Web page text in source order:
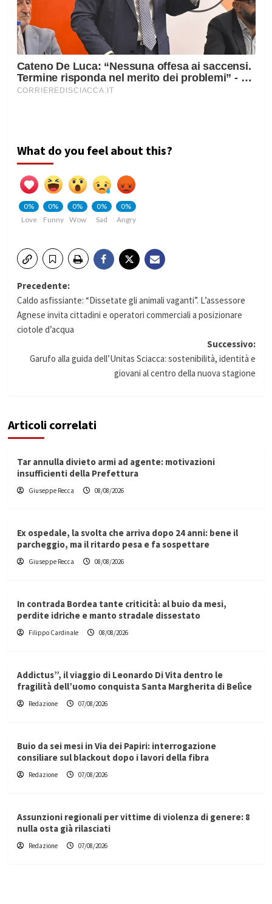
What do you feel about this?
0%
Love
0%
Funny
0%
Wow
0%
Sad
0%
Angry
Navigazione
articolo
Precedente:
Caldo asfissiante: “Dissetate gli animali vaganti”. L’assessore
Agnese invita cittadini e operatori commerciali a posizionare
ciotole d’acqua
Successivo:
Garufo alla guida dell’Unitas Sciacca: sostenibilità, identità e
giovani al centro della nuova stagione
Articoli correlati
Tar annulla divieto armi ad agente: motivazioni
insufficienti della Prefettura
Giuseppe Recca 08/08/2026
Ex ospedale, la svolta che arriva dopo 24 anni: bene il
parcheggio, ma il ritardo pesa e fa sospettare
Giuseppe Recca 08/08/2026
In contrada Bordea tante criticità: al buio da mesi,
perdite idriche e manto stradale dissestato
Filippo Cardinale 08/08/2026
Addictus”, il viaggio di Leonardo Di Vita dentro le
fragilità dell’uomo conquista Santa Margherita di Belìce
Redazione 07/08/2026
Buio da sei mesi in Via dei Papiri: interrogazione
consiliare sul blackout dopo i lavori della fibra
Redazione 07/08/2026
Assunzioni regionali per vittime di violenza di genere: 8
nulla osta già rilasciati
Redazione 07/08/2026